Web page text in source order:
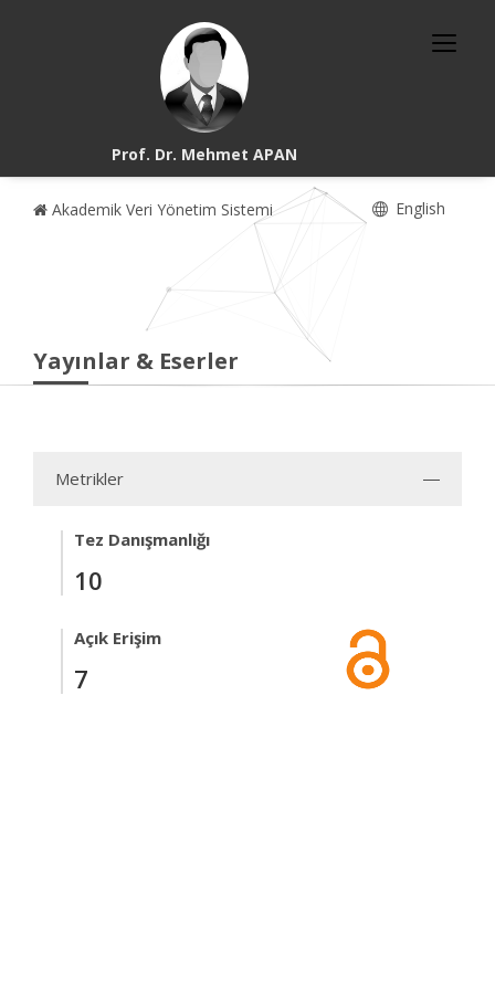
Prof. Dr. Mehmet APAN
Akademik Veri Yönetim Sistemi English
Yayınlar & Eserler
Metrikler
Tez Danışmanlığı
10
Açık Erişim
7